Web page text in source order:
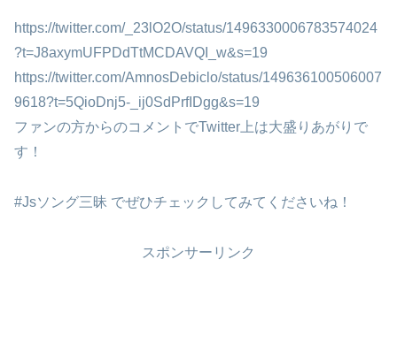
https://twitter.com/_23lO2O/status/1496330006783574024
?t=J8axymUFPDdTtMCDAVQI_w&s=19
https://twitter.com/AmnosDebiclo/status/149636100506007
9618?t=5QioDnj5-_ij0SdPrfIDgg&s=19
ファンの方からのコメントでTwitter上は大盛りあがりで
す！
#Jsソング三昧 でぜひチェックしてみてくださいね！
スポンサーリンク